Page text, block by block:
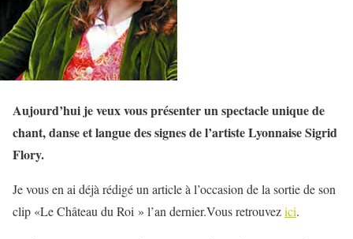
Aujourd’hui je veux vous présenter un spectacle unique de
chant, danse et langue des signes de l’artiste Lyonnaise Sigrid
Flory.
Je vous en ai déjà rédigé un article à l’occasion de la sortie de son
clip «Le Château du Roi » l’an dernier.Vous retrouvezici.